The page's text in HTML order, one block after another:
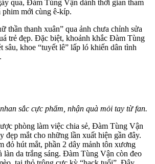
qua, Đàm Tùng Vận dành thời gian tham
phim mới cùng ê-kíp.
thần thanh xuân” qua ảnh chưa chỉnh sửa
trẻ đẹp. Đặc biệt, khoảnh khắc Đàm Tùng
sâu, khoe “tuyết lê” lấp ló khiến dân tình
sắc cực phẩm, nhận quà mỏi tay từ fan.
phòng làm việc chia sẻ, Đàm Tùng Vận
đẹp mắt cho những lần xuất hiện gần đây.
đỏ hút mắt, phần 2 dây mảnh tôn xương
làn da trắng sáng. Đàm Tùng Vận còn đeo